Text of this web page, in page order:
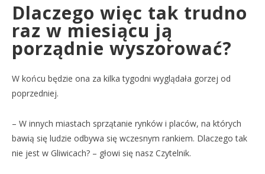
Dlaczego więc tak trudno
raz w miesiącu ją
porządnie wyszorować?
W końcu będzie ona za kilka tygodni wyglądała gorzej od
poprzedniej.
– W innych miastach sprzątanie rynków i placów, na których
bawią się ludzie odbywa się wczesnym rankiem. Dlaczego tak
nie jest w Gliwicach? – głowi się nasz Czytelnik.